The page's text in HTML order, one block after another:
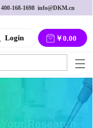
400-168-1698
  info@DKM.cn
Login ￥0.00
T
g
g
l